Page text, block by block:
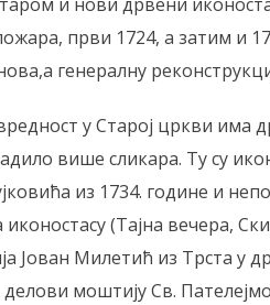
први 1724, а затим и
генералну
у Старој цркви има
више сликара. Ту су
из 1734. године и
(Тајна вечера,
Јован Милетић из Трста у
моштију Св.